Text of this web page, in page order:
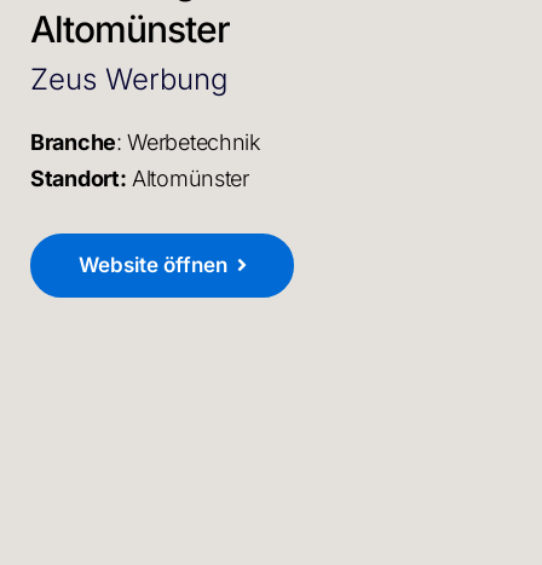
Altomünster
Zeus Werbung
Branche: Werbetechnik
Standort: Altomünster
Website öffnen